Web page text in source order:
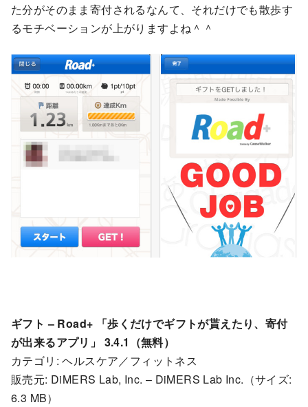
た分がそのまま寄付されるなんて、それだけでも散歩す
るモチベーションが上がりますよね＾＾
ギフト – Road+ 「歩くだけでギフトが貰えたり、寄付
が出来るアプリ」 3.4.1（無料）
カテゴリ: ヘルスケア／フィットネス
販売元: DiMERS Lab, Inc. – DiMERS Lab Inc.（サイズ:
6.3 MB）